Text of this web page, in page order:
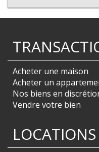
Acheter une maison
Acheter un
Nos biens en
Vendre votre bien
LOCATIONS